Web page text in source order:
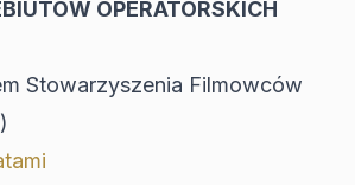
OPERATORSKICH
Stowarzyszenia Filmowców